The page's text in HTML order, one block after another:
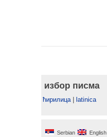
избор писма
ћирилица| latinica
Serbian English